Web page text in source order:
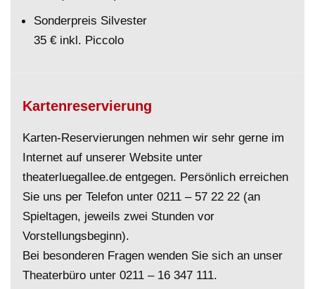
Sonderpreis Silvester
35 € inkl. Piccolo
Kartenreservierung
Karten-Reservierungen nehmen wir sehr gerne im
Internet auf unserer Website unter
theaterluegallee.de entgegen. Persönlich erreichen
Sie uns per Telefon unter0211 – 57 22 22 (an
Spieltagen, jeweils zwei Stunden vor
Vorstellungsbeginn).
Bei besonderen Fragen wenden Sie sich an unser
Theaterbüro unter0211 – 16 347 111.